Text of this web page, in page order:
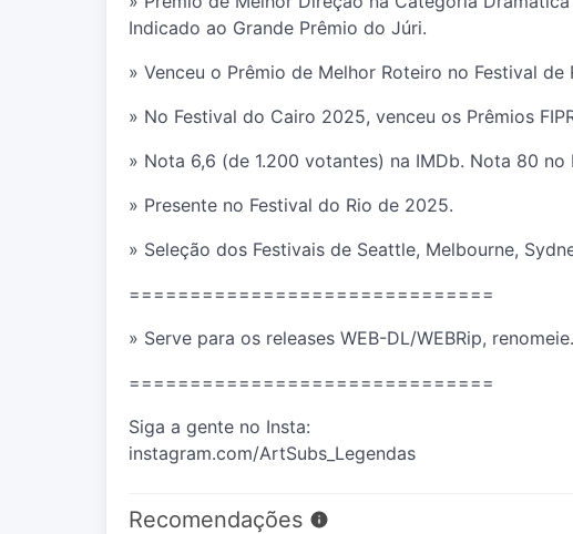
Indicado ao Grande Prêmio do Júri.
» Venceu o Prêmio de Melhor Roteiro no Festival
» No Festival do Cairo 2025, venceu os Prêmios
» Nota 6,6 (de 1.200 votantes) na IMDb. Nota 80 no
» Presente no Festival do Rio de 2025.
» Seleção dos Festivais de Seattle, Melbourne,
==============================
» Serve para os releases WEB-DL/WEBRip, renomeie.
==============================
Siga a gente no Insta:
instagram.com/ArtSubs_Legendas
Recomendações